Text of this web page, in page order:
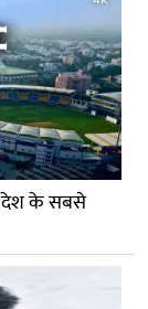
देश के सबसे